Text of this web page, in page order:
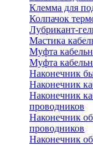
Клемма для
Колпачок
Лубрикант-
Мастика
Муфта
Муфта
Наконечник
Наконечник
Наконечник
проводников
Наконечник
проводников
Наконечник